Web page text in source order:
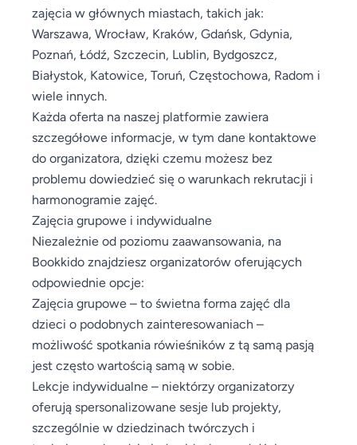
zajęcia w głównych miastach, takich jak:
Warszawa, Wrocław, Kraków, Gdańsk, Gdynia,
Poznań, Łódź, Szczecin, Lublin, Bydgoszcz,
Białystok, Katowice, Toruń, Częstochowa, Radom i
wiele innych.
Każda oferta na naszej platformie zawiera
szczegółowe informacje, w tym dane kontaktowe
do organizatora, dzięki czemu możesz bez
problemu dowiedzieć się o warunkach rekrutacji i
harmonogramie zajęć.
Zajęcia grupowe i indywidualne
Niezależnie od poziomu zaawansowania, na
Bookkido znajdziesz organizatorów oferujących
odpowiednie opcje:
Zajęcia grupowe – to świetna forma zajęć dla
dzieci o podobnych zainteresowaniach –
możliwość spotkania rówieśników z tą samą pasją
jest często wartością samą w sobie.
Lekcje indywidualne – niektórzy organizatorzy
oferują spersonalizowane sesje lub projekty,
szczególnie w dziedzinach twórczych i